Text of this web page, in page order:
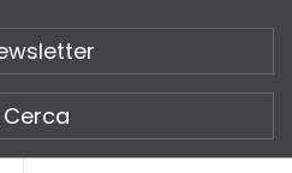
Cerca